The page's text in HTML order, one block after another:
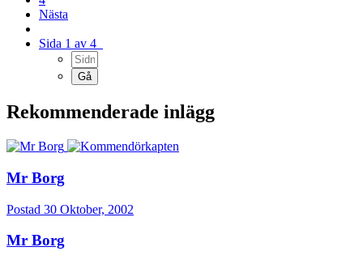
Nästa
Sida 1 av 4
Rekommenderade inlägg
Mr Borg
Postad 30 Oktober, 2002
Mr Borg